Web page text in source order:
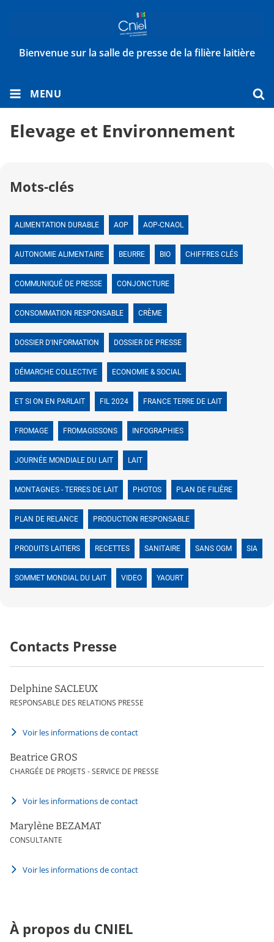
Bienvenue sur la salle de presse de la filière laitière
MENU
Elevage et Environnement
Mots-clés
ALIMENTATION DURABLE AOP AOP-CNAOL
AUTONOMIE ALIMENTAIRE BEURRE BIO CHIFFRES CLÉS
COMMUNIQUÉ DE PRESSE CONJONCTURE
CONSOMMATION RESPONSABLE CRÈME
DOSSIER D'INFORMATION DOSSIER DE PRESSE
DÉMARCHE COLLECTIVE ECONOMIE & SOCIAL
ET SI ON EN PARLAIT FIL 2024 FRANCE TERRE DE LAIT
FROMAGE FROMAGISSONS INFOGRAPHIES
JOURNÉE MONDIALE DU LAIT LAIT
MONTAGNES - TERRES DE LAIT PHOTOS PLAN DE FILIÈRE
PLAN DE RELANCE PRODUCTION RESPONSABLE
PRODUITS LAITIERS RECETTES SANITAIRE SANS OGM SIA
SOMMET MONDIAL DU LAIT VIDEO YAOURT
Contacts Presse
Delphine SACLEUX
RESPONSABLE DES RELATIONS PRESSE
Voir les informations de contact
Beatrice GROS
CHARGÉE DE PROJETS - SERVICE DE PRESSE
Voir les informations de contact
Marylène BEZAMAT
CONSULTANTE
Voir les informations de contact
À propos du CNIEL